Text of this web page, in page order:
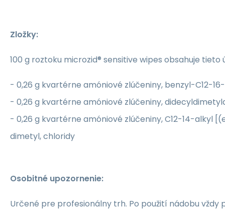
Zložky:
100 g roztoku microzid® sensitive wipes obsahuje tieto
- 0,26 g kvartérne amóniové zlúčeniny, benzyl-C12-
- 0,26 g kvartérne amóniové zlúčeniny,
- 0,26 g kvartérne amóniové zlúčeniny, C12-14-alkyl
dimetyl, chloridy
Osobitné upozornenie:
Určené pre profesionálny trh. Po použití nádobu vždy